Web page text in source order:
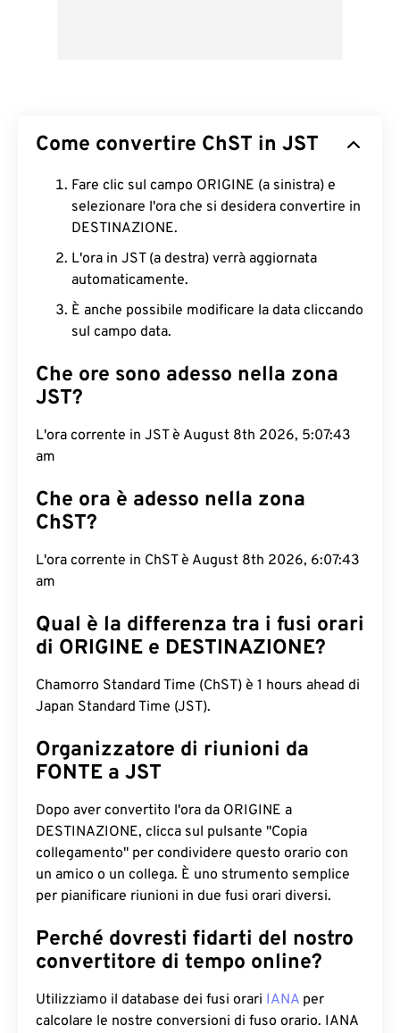
Come convertire ChST in JST
Fare clic sul campo ORIGINE (a sinistra) e
selezionare l'ora che si desidera convertire in
DESTINAZIONE.
L'ora in JST (a destra) verrà aggiornata
automaticamente.
È anche possibile modificare la data cliccando
sul campo data.
Che ore sono adesso nella zona
JST?
L'ora corrente in JST è August 8th 2026, 5:07:44
am
Che ora è adesso nella zona
ChST?
L'ora corrente in ChST è August 8th 2026, 6:07:44
am
Qual è la differenza tra i fusi orari
di ORIGINE e DESTINAZIONE?
Chamorro Standard Time (ChST) è 1 hours ahead di
Japan Standard Time (JST).
Organizzatore di riunioni da
FONTE a JST
Dopo aver convertito l'ora da ORIGINE a
DESTINAZIONE, clicca sul pulsante "Copia
collegamento" per condividere questo orario con
un amico o un collega. È uno strumento semplice
per pianificare riunioni in due fusi orari diversi.
Perché dovresti fidarti del nostro
convertitore di tempo online?
Utilizziamo il database dei fusi orari IANA per
calcolare le nostre conversioni di fuso orario. IANA